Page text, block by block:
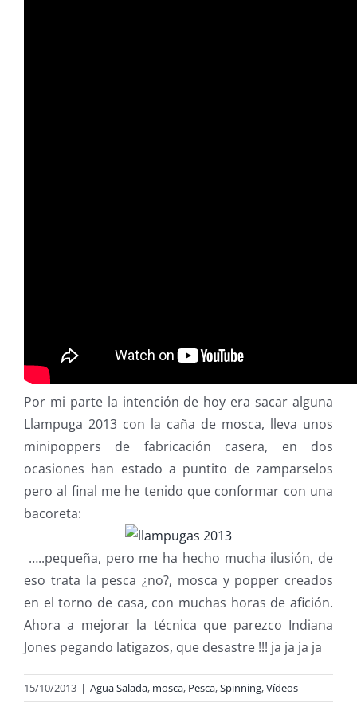
Por mi parte la intención de hoy era sacar alguna
Llampuga 2013 con la caña de mosca, lleva unos
minipoppers de fabricación casera, en dos
ocasiones han estado a puntito de zamparselos
pero al final me he tenido que conformar con una
bacoreta:
…..pequeña, pero me ha hecho mucha ilusión, de
eso trata la pesca ¿no?, mosca y popper creados
en el torno de casa, con muchas horas de afición.
Ahora a mejorar la técnica que parezco Indiana
Jones pegando latigazos, que desastre !!! ja ja ja ja
15/10/2013 | Agua Salada, mosca, Pesca,Spinning,Vídeos